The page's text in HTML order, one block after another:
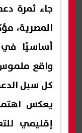
جاء ثمرة
المصرية،
أساسيًا
واقع
كل سبل
يعكس
إقليمي